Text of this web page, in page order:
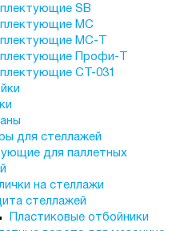
SB
МС
МС-Т
Профи-Т
СТ-031
для стеллажей
для паллетных
на стеллажи
стеллажей
Пластиковые отбойники